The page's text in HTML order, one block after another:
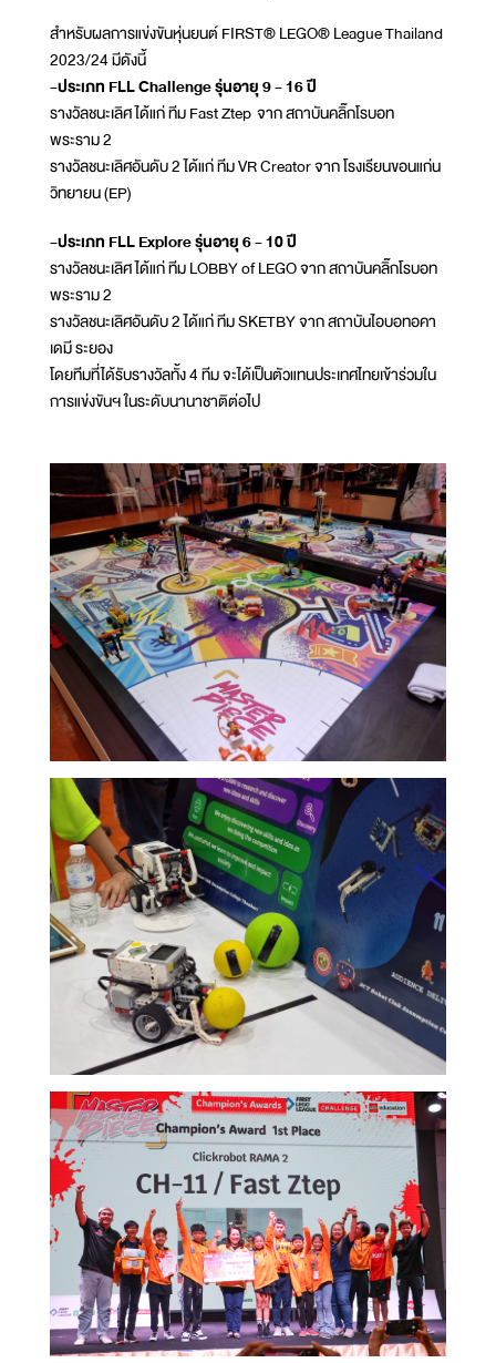
สำหรับผลการแข่งขันหุ่นยนต์ FIRST® LEGO® League Thailand
2023/24 มีดังนี้
-ประเภท FLL Challenge รุ่นอายุ 9 - 16 ปี
รางวัลชนะเลิศ ได้แก่ ทีม Fast Ztep จาก สถาบันคลิ๊กโรบอท
พระราม 2
รางวัลชนะเลิศอันดับ 2 ได้แก่ ทีม VR Creator จาก โรงเรียนขอนแก่น
วิทยายน (EP)
-ประเภท FLL Explore รุ่นอายุ 6 - 10 ปี
รางวัลชนะเลิศ ได้แก่ ทีม LOBBY of LEGO จาก สถาบันคลิ๊กโรบอท
พระราม 2
รางวัลชนะเลิศอันดับ 2 ได้แก่ ทีม SKETBY จาก สถาบันไอบอทอคา
เดมี ระยอง
โดยทีมที่ได้รับรางวัลทั้ง 4 ทีม จะได้เป็นตัวแทนประเทศไทยเข้าร่วมใน
การแข่งขันฯ ในระดับนานาชาติต่อไป